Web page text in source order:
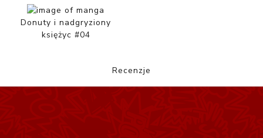
Donuty i nadgryziony
księżyc #04
Recenzje